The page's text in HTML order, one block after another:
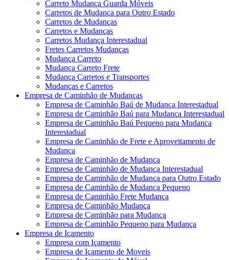
Carreto Mudança Guarda Móveis
Carretos de Mudança para Outro Estado
Carretos de Mudanças
Carretos e Mudanças
Carretos Mudança Interestadual
Fretes Carretos Mudanças
Mudança Carreto
Mudança Carreto Frete
Mudança Carretos e Transportes
Mudanças e Carretos
Empresa de Caminhão de Mudanças
Empresa de Caminhão Baú de Mudança Interestadual
Empresa de Caminhão Baú para Mudança Interestadual
Empresa de Caminhão Baú Pequeno para Mudança
Interestadual
Empresa de Caminhão de Frete e Aproveitamento de
Mudança
Empresa de Caminhão de Mudança
Empresa de Caminhão de Mudança Interestadual
Empresa de Caminhão de Mudança para Outro Estado
Empresa de Caminhão de Mudança Pequeno
Empresa de Caminhão Frete Mudança
Empresa de Caminhão Mudança
Empresa de Caminhão para Mudança
Empresa de Caminhão Pequeno para Mudança
Empresa de Içamento
Empresa com Içamento
Empresa de Içamento de Moveis